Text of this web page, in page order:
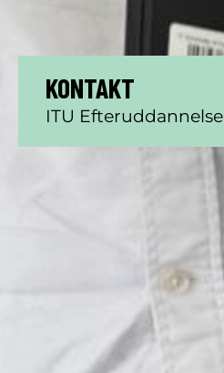
KONTAKT
ITU Efteruddannelse